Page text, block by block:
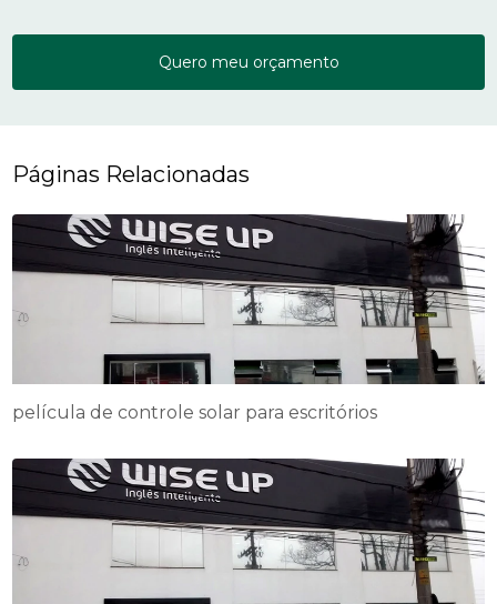
Quero meu orçamento
Páginas Relacionadas
película de controle solar para escritórios